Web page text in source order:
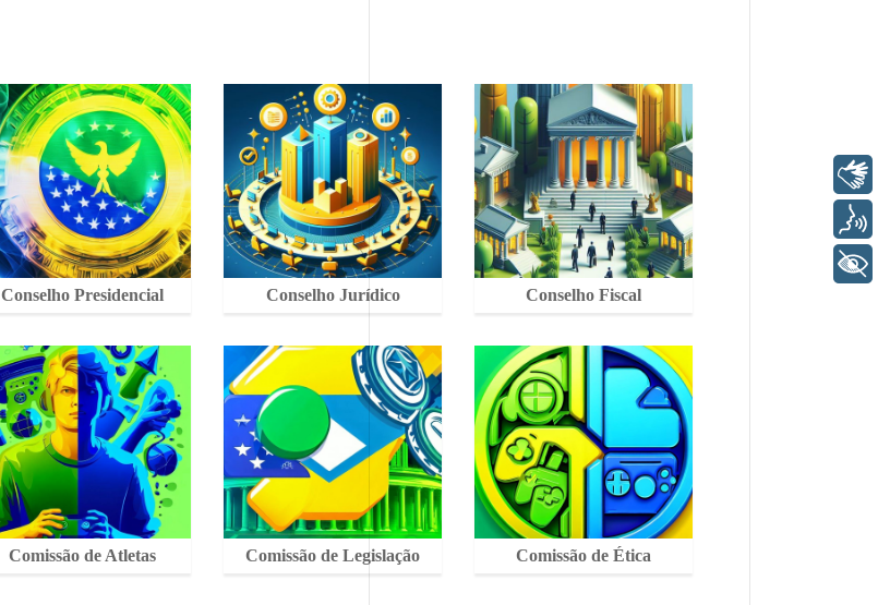
Conselho Presidencial Conselho Jurídico Conselho Fiscal
Comissão de Atletas Comissão de Legislação Comissão de Ética
+ Acessibilidade